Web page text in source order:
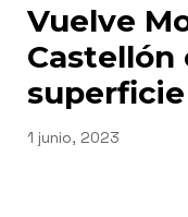
Vuelve
Castellón
Publicado
1 junio, 2023